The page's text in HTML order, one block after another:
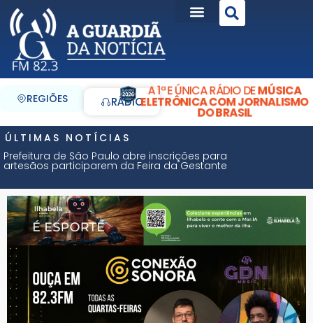
REGIÕES RÁDIO
A 1ª E ÚNICA RÁDIO DEMÚSICA
ELETRÔNICA COM JORNALISMO
DO BRASIL
ÚLTIMAS NOTÍCIAS
Prefeitura de São Paulo abre inscrições para
artesãos participarem da Feira da Gestante